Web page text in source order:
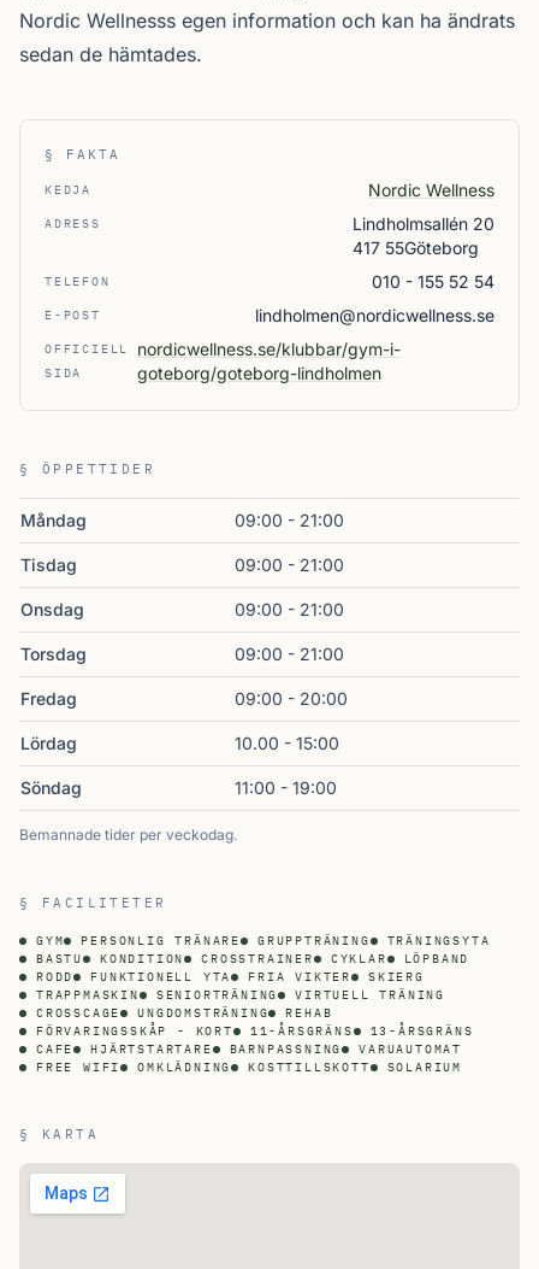
Nordic Wellnesss egen information och kan ha ändrats
sedan de hämtades.
§ FAKTA
KEDJA Nordic Wellness
ADRESS
Lindholmsallén 20
417 55Göteborg
TELEFON 010 - 155 52 54
E-POST lindholmen@nordicwellness.se
OFFICIELL
SIDA
nordicwellness.se/klubbar/gym-i-
goteborg/goteborg-lindholmen
§ ÖPPETTIDER
Måndag 09:00 - 21:00
Tisdag 09:00 - 21:00
Onsdag 09:00 - 21:00
Torsdag 09:00 - 21:00
Fredag 09:00 - 20:00
Lördag 10.00 - 15:00
Söndag 11:00 - 19:00
Bemannade tider per veckodag.
§ FACILITETER
GYM PERSONLIG TRÄNARE GRUPPTRÄNING
TRÄNINGSYTA
BASTU
KONDITION CROSSTRAINER CYKLAR
LÖPBAND
RODD
FUNKTIONELL YTA FRIA VIKTER
SKIERG
TRAPPMASKIN
SENIORTRÄNING
VIRTUELL TRÄNING
CROSSCAGE
UNGDOMSTRÄNING
REHAB
FÖRVARINGSSKÅP - KORT
11-ÅRSGRÄNS
13-ÅRSGRÄNS
CAFE
HJÄRTSTARTARE BARNPASSNING
VARUAUTOMAT
FREE WIFI
OMKLÄDNING KOSTTILLSKOTT SOLARIUM
§ KARTA